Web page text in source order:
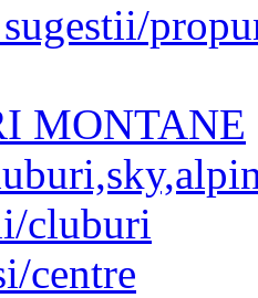
MONTANE
cluburi
centre